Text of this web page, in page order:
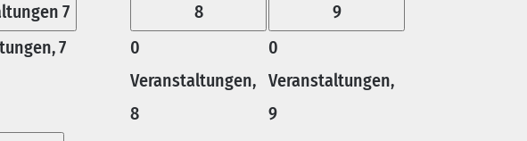
7
7
8
0
Veranstaltungen,
8
9
0
Veranstaltungen,
9